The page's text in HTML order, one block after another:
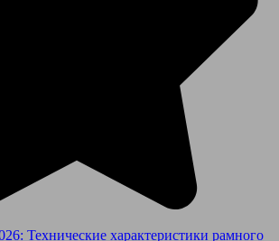
Технические характеристики рамного